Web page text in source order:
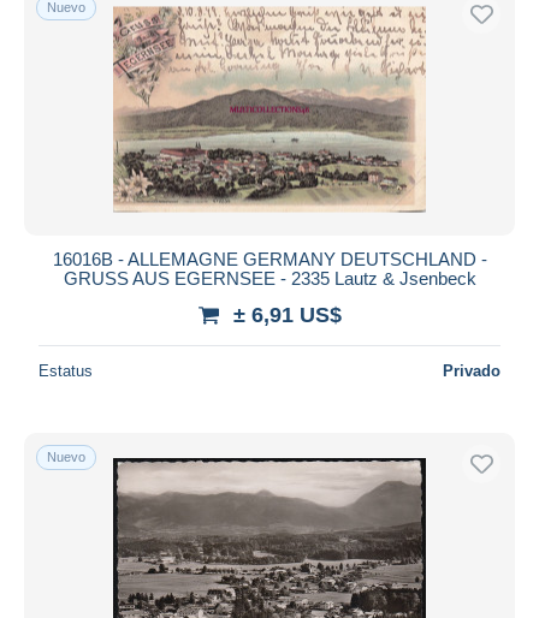
Sólo con descuento
Envío gratis
Métodos de pago
PayPal
Transferencia bancaria
Visa
Mastercard
iDeal
Deseleccionar todo
Aplicar
Nuevo
16016B - ALLEMAGNE GERMANY DEUTSCHLAND -
GRUSS AUS EGERNSEE - 2335 Lautz & Jsenbeck
± 6,91 US$
Estatus Privado
Nuevo